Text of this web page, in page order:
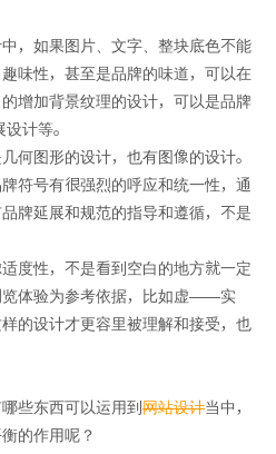
，如果图片、文字、整块底色不能
味性，甚至是品牌的味道，可以在
增加背景纹理的设计，可以是品牌
计等。
何图形的设计，也有图像的设计。
符号有很强烈的呼应和统一性，通
牌延展和规范的指导和遵循，不是
度性，不是看到空白的地方就一定
览体验为参考依据，比如虚——实
的设计才更容里被理解和接受，也
些东西可以运用到 网站设计当中，
的作用呢？